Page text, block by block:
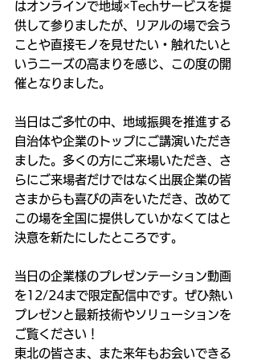
はオンラインで地域×Techサービスを提
供して参りましたが、リアルの場で会う
ことや直接モノを見せたい・触れたいと
いうニーズの高まりを感じ、この度の開
催となりました。
当日はご多忙の中、地域振興を推進する
自治体や企業のトップにご講演いただき
ました。多くの方にご来場いただき、さ
らにご来場者だけではなく出展企業の皆
さまからも喜びの声をいただき、改めて
この場を全国に提供していかなくてはと
決意を新たにしたところです。
当日の企業様のプレゼンテーション動画
を12/24まで限定配信中です。ぜひ熱い
プレゼンと最新技術やソリューションを
ご覧ください！
東北の皆さま、また来年もお会いできる